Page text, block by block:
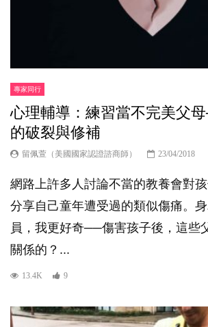
專家同行
心理輔導：練習當不完美父
的破裂與修補
留佩萱（美國國家認證諮商師） 23/04/2018
網路上許多人討論不當的教養會對
分享自己童年遭受過的類似傷痛。
員，我更好奇──傷害孩子後，這些
關係的？...
13.4K 9